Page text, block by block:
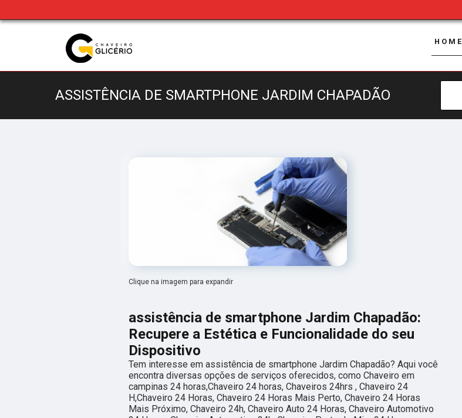
HOME
ASSISTÊNCIA DE SMARTPHONE JARDIM CHAPADÃO
Clique na imagem para expandir
assistência de smartphone Jardim Chapadão:
Recupere a Estética e Funcionalidade do seu
Dispositivo
Tem interesse em assistência de smartphone Jardim Chapadão? Aqui você
encontra diversas opções de serviços oferecidos, como Chaveiro em
campinas 24 horas,Chaveiro 24 horas, Chaveiros 24hrs , Chaveiro 24
H,Chaveiro 24 Horas, Chaveiro 24 Horas Mais Perto, Chaveiro 24 Horas
Mais Próximo, Chaveiro 24h, Chaveiro Auto 24 Horas, Chaveiro Automotivo